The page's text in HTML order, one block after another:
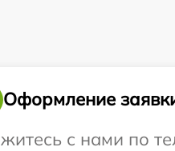
Оформление
с нами по